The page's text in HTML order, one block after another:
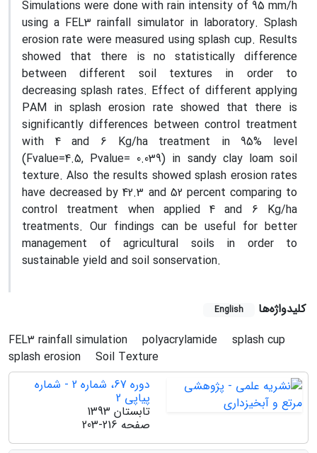
Simulations were done with rain intensity of 95 mm/h
using a FEL3 rainfall simulator in laboratory. Splash
erosion rate were measured using splash cup. Results
showed that there is no statistically difference
between different soil textures in order to
decreasing splash rates. Effect of different applying
PAM in splash erosion rate showed that there is
significantly differences between control treatment
with 4 and 6 Kg/ha treatment in 95% level
(Fvalue=4.5, Pvalue= 0.039) in sandy clay loam soil
texture. Also the results showed splash erosion rates
have decreased by 42.3 and 52 percent comparing to
control treatment when applied 4 and 6 Kg/ha
treatments. Our findings can be useful for better
management of agricultural soils in order to
sustainable yield and soil sonservation.
کلیدواژه‌ها English
FEL3 rainfall simulation polyacrylamide
splash cup
splash erosion
Soil Texture
دوره 67، شماره 2 - شماره
پیاپی 2
تابستان 1393
صفحه 203-216